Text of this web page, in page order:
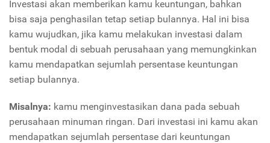
Investasi akan memberikan kamu keuntungan, bahkan
bisa saja penghasilan tetap setiap bulannya. Hal ini bisa
kamu wujudkan, jika kamu melakukan investasi dalam
bentuk modal di sebuah perusahaan yang memungkinkan
kamu mendapatkan sejumlah persentase keuntungan
setiap bulannya.
Misalnya: kamu menginvestasikan dana pada sebuah
perusahaan minuman ringan. Dari investasi ini kamu akan
mendapatkan sejumlah persentase dari keuntungan